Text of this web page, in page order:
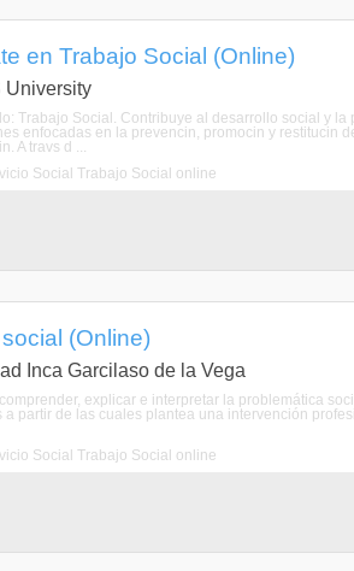
en Trabajo Social (Online)
University
Trabajo Social. Contribuye al desarrollo social y
enfocadas en la prevencin, promocin y restitucin
A travs d ...
Social Trabajo Social online
(Online)
Inca Garcilaso de la Vega
explicar e interpretar la problemática
a partir de las cuales plantea una intervención
Social Trabajo Social online